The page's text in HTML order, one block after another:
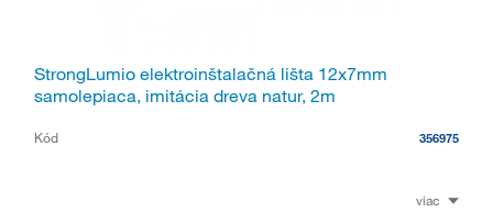
StrongLumio elektroinštalačná lišta 12x7mm
samolepiaca, imitácia dreva natur, 2m
Kód 356975
viac